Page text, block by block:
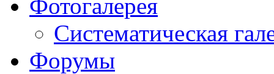
Фотогалерея
Систематическая
Форумы